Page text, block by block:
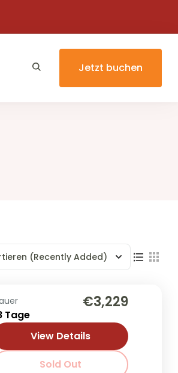
Jetzt buchen
(Recently Added)
Tage
€3,229
View Details
Sold Out